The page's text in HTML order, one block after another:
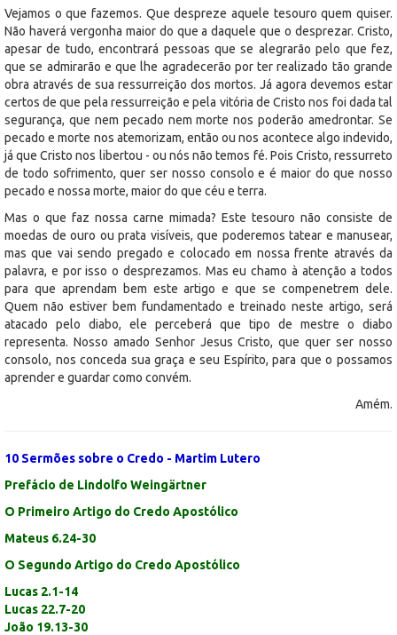
Vejamos o que fazemos. Que despreze aquele tesouro quem quiser.
Não haverá vergonha maior do que a daquele que o desprezar. Cristo,
apesar de tudo, encontrará pessoas que se alegrarão pelo que fez,
que se admirarão e que lhe agradecerão por ter realizado tão grande
obra através de sua ressurreição dos mortos. Já agora devemos estar
certos de que pela ressurreição e pela vitória de Cristo nos foi dada tal
segurança, que nem pecado nem morte nos poderão amedrontar. Se
pecado e morte nos atemorizam, então ou nos acontece algo indevido,
já que Cristo nos libertou - ou nós não temos fé. Pois Cristo, ressurreto
de todo sofrimento, quer ser nosso consolo e é maior do que nosso
pecado e nossa morte, maior do que céu e terra.
Mas o que faz nossa carne mimada? Este tesouro não consiste de
moedas de ouro ou prata visíveis, que poderemos tatear e manusear,
mas que vai sendo pregado e colocado em nossa frente através da
palavra, e por isso o desprezamos. Mas eu chamo à atenção a todos
para que aprendam bem este artigo e que se compenetrem dele.
Quem não estiver bem fundamentado e treinado neste artigo, será
atacado pelo diabo, ele perceberá que tipo de mestre o diabo
representa. Nosso amado Senhor Jesus Cristo, que quer ser nosso
consolo, nos conceda sua graça e seu Espírito, para que o possamos
aprender e guardar como convém.
Amém.
10 Sermões sobre o Credo - Martim Lutero
Prefácio de Lindolfo Weingärtner
O Primeiro Artigo do Credo Apostólico
Mateus 6.24-30
O Segundo Artigo do Credo Apostólico
Lucas 2.1-14
Lucas 22.7-20
João 19.13-30